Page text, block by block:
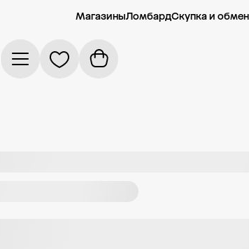
МагазиныЛомбардСкупка и обмен